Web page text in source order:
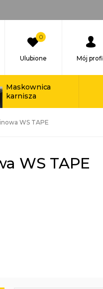
0
Ulubione Mój profil
Maskownica
karnisza
WS TAPE
WS TAPE